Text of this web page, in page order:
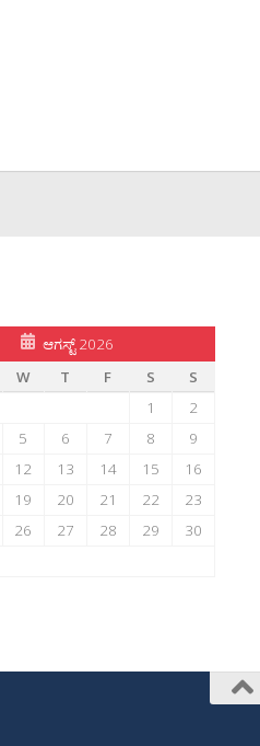
ಆಗಸ್ಟ್ 2026
W T F S
S
1
2
5 6 7 8
9
12 13 14 15
16
19 20 21 22
23
26 27 28 29
30